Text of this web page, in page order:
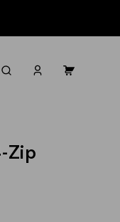
sesión
Carrito
Zip